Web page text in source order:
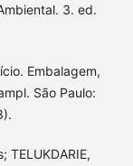
3. ed.
Embalagem,
São Paulo:
TELUKDARIE,